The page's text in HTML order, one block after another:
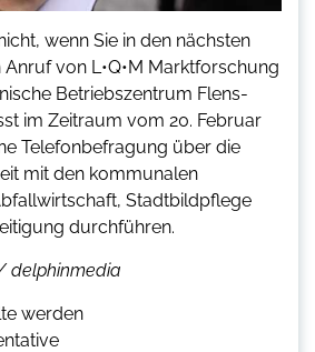
wenn Sie in den nächsten
von L•Q•M Marktforschung
Betriebszentrum Flens-
im Zeitraum vom 20. Februar
Telefonbefragung über die
mit den kommunalen
Stadtbildpflege
durchführen.
delphinmedia
werden